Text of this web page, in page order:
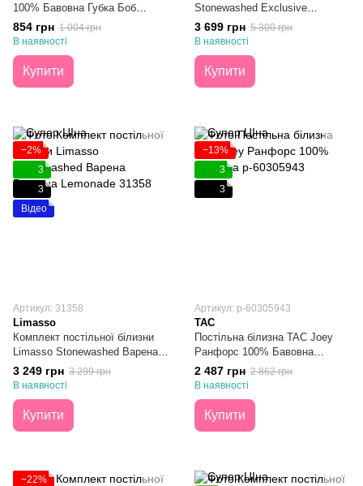
100% Бавовна Губка Боб
Підліткова
854 грн 1 004 грн
В наявності
Купити
Stonewashed Exclusive
Lemonade Варена Бавовна
Євро
3 699 грн 5 300 грн
В наявності
Купити
−2%
3
3
Відео
Артикул: 31358
Limasso
Комплект постільної білизни
Limasso Stonewashed Варена
Бавовна Lemonade Євро
3 249 грн 3 299 грн
В наявності
Купити
−13%
3
3
Артикул: p-60305943
TAC
Постільна білизна TAC Joey
Ранфорс 100% Бавовна
Півтораспальна
2 487 грн 2 862 грн
В наявності
Купити
−22%